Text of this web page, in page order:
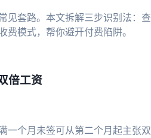
见套路。本文拆解三步识别法：查
模式，帮你避开付费陷阱。
倍工资
一个月未签可从第二个月起主张双